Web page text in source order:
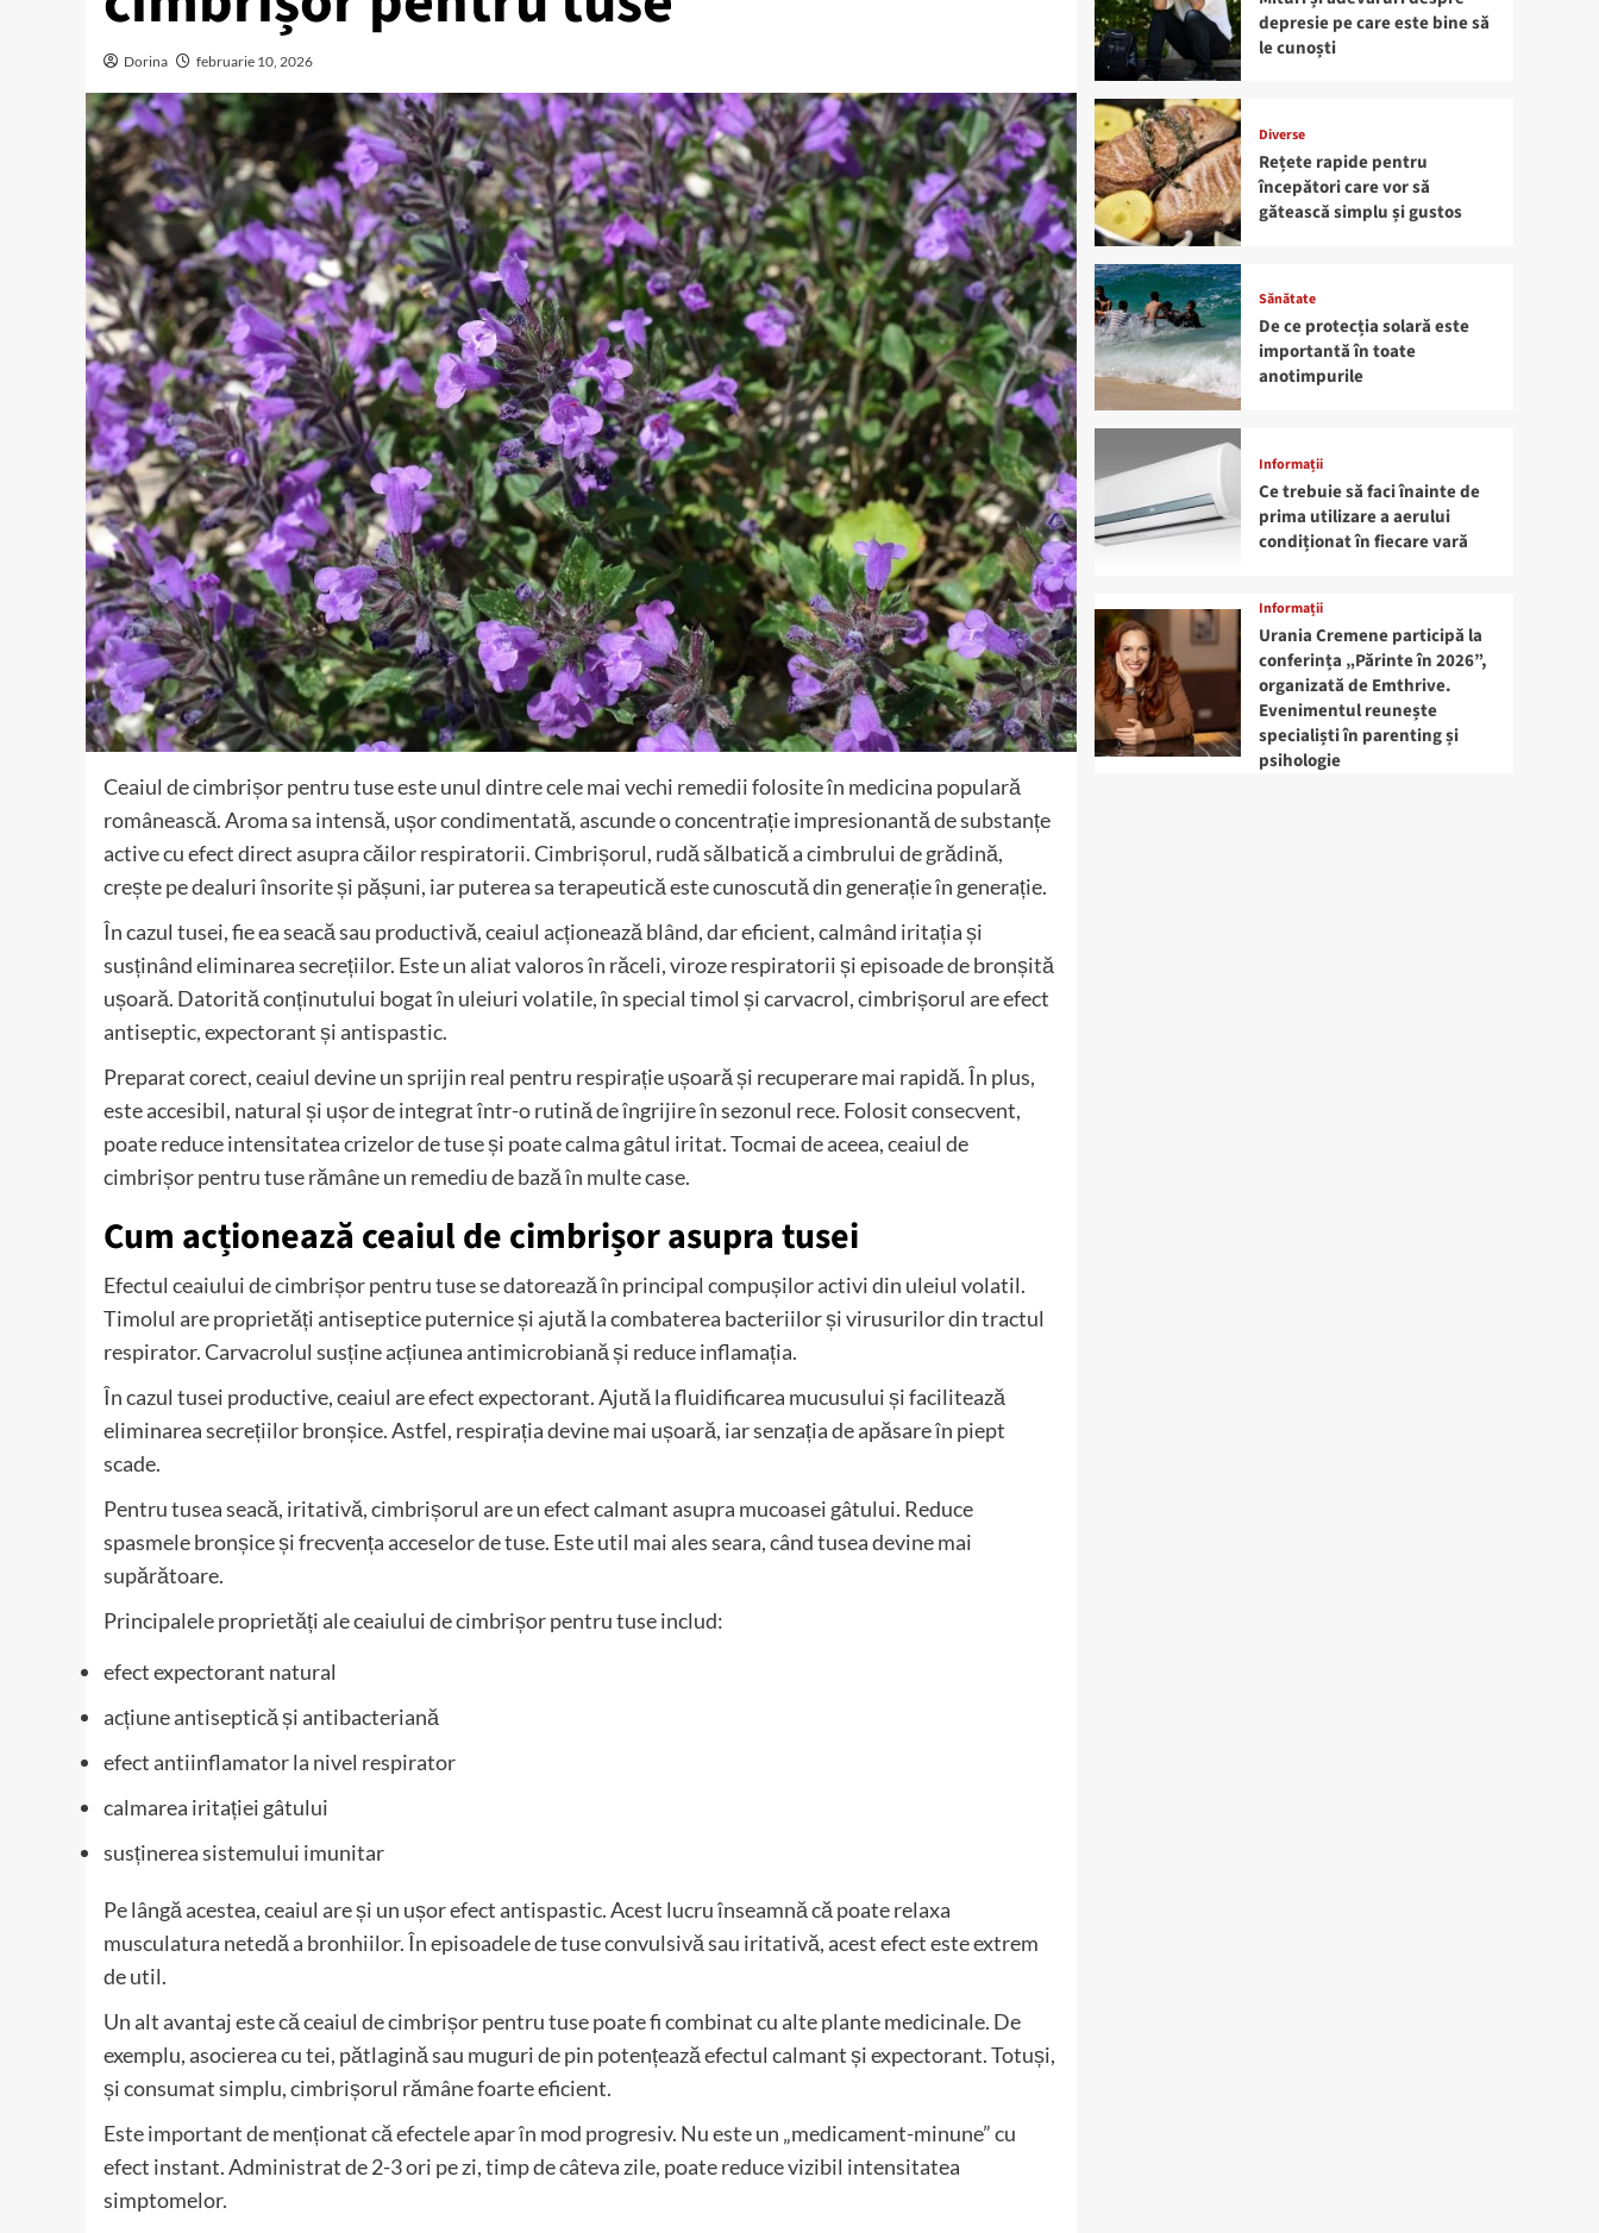
Dorina februarie 10, 2026
Ceaiul de cimbrișor pentru tuse este unul dintre cele mai vechi remedii folosite în medicina populară
românească. Aroma sa intensă, ușor condimentată, ascunde o concentrație impresionantă de substanțe
active cu efect direct asupra căilor respiratorii. Cimbrișorul, rudă sălbatică a cimbrului de grădină,
crește pe dealuri însorite și pășuni, iar puterea sa terapeutică este cunoscută din generație în generație.
În cazul tusei, fie ea seacă sau productivă, ceaiul acționează blând, dar eficient, calmând iritația și
susținând eliminarea secrețiilor. Este un aliat valoros în răceli, viroze respiratorii și episoade de bronșită
ușoară. Datorită conținutului bogat în uleiuri volatile, în special timol și carvacrol, cimbrișorul are efect
antiseptic, expectorant și antispastic.
Preparat corect, ceaiul devine un sprijin real pentru respirație ușoară și recuperare mai rapidă. În plus,
este accesibil, natural și ușor de integrat într-o rutină de îngrijire în sezonul rece. Folosit consecvent,
poate reduce intensitatea crizelor de tuse și poate calma gâtul iritat. Tocmai de aceea, ceaiul de
cimbrișor pentru tuse rămâne un remediu de bază în multe case.
Cum acționează ceaiul de cimbrișor asupra tusei
Efectul ceaiului de cimbrișor pentru tuse se datorează în principal compușilor activi din uleiul volatil.
Timolul are proprietăți antiseptice puternice și ajută la combaterea bacteriilor și virusurilor din tractul
respirator. Carvacrolul susține acțiunea antimicrobiană și reduce inflamația.
În cazul tusei productive, ceaiul are efect expectorant. Ajută la fluidificarea mucusului și facilitează
eliminarea secrețiilor bronșice. Astfel, respirația devine mai ușoară, iar senzația de apăsare în piept
scade.
Pentru tusea seacă, iritativă, cimbrișorul are un efect calmant asupra mucoasei gâtului. Reduce
spasmele bronșice și frecvența acceselor de tuse. Este util mai ales seara, când tusea devine mai
supărătoare.
Principalele proprietăți ale ceaiului de cimbrișor pentru tuse includ:
efect expectorant natural
acțiune antiseptică și antibacteriană
efect antiinflamator la nivel respirator
calmarea iritației gâtului
susținerea sistemului imunitar
Pe lângă acestea, ceaiul are și un ușor efect antispastic. Acest lucru înseamnă că poate relaxa
musculatura netedă a bronhiilor. În episoadele de tuse convulsivă sau iritativă, acest efect este extrem
de util.
Un alt avantaj este că ceaiul de cimbrișor pentru tuse poate fi combinat cu alte plante medicinale. De
exemplu, asocierea cu tei, pătlagină sau muguri de pin potențează efectul calmant și expectorant. Totuși,
și consumat simplu, cimbrișorul rămâne foarte eficient.
Este important de menționat că efectele apar în mod progresiv. Nu este un „medicament-minune” cu
efect instant. Administrat de 2-3 ori pe zi, timp de câteva zile, poate reduce vizibil intensitatea
simptomelor.
depresie pe care este bine să
le cunoști
Diverse
Rețete rapide pentru
începători care vor să
gătească simplu și gustos
Sănătate
De ce protecția solară este
importantă în toate
anotimpurile
Informații
Ce trebuie să faci înainte de
prima utilizare a aerului
condiționat în fiecare vară
Informații
Urania Cremene participă la
conferința „Părinte în 2026”,
organizată de Emthrive.
Evenimentul reunește
specialiști în parenting și
psihologie